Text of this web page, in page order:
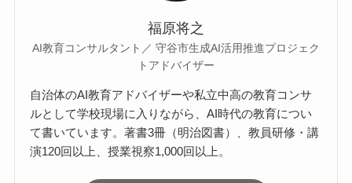
福原将之
AI教育コンサルタント／ 守谷市生成AI活用推進プロジェク
トアドバイザー
自治体のAI教育アドバイザーや私立中高の教育コンサ
ルとして学校現場に入りながら、AI時代の教育につい
て書いています。著書3冊（明治図書）、教員研修・講
演120回以上、授業視察1,000回以上。